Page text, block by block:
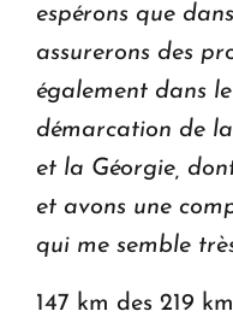
espérons que
assurerons des
également dans
démarcation de
et la Géorgie,
et avons une
qui me semble
147 km des 219